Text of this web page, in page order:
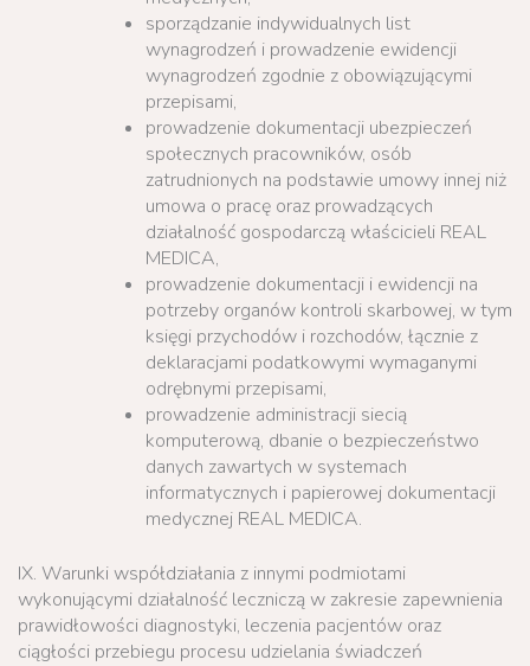
sporządzanie indywidualnych list
wynagrodzeń i prowadzenie ewidencji
wynagrodzeń zgodnie z obowiązującymi
przepisami,
prowadzenie dokumentacji ubezpieczeń
społecznych pracowników, osób
zatrudnionych na podstawie umowy innej niż
umowa o pracę oraz prowadzących
działalność gospodarczą właścicieli REAL
MEDICA,
prowadzenie dokumentacji i ewidencji na
potrzeby organów kontroli skarbowej, w tym
księgi przychodów i rozchodów, łącznie z
deklaracjami podatkowymi wymaganymi
odrębnymi przepisami,
prowadzenie administracji siecią
komputerową, dbanie o bezpieczeństwo
danych zawartych w systemach
informatycznych i papierowej dokumentacji
medycznej REAL MEDICA.
IX. Warunki współdziałania z innymi podmiotami
wykonującymi działalność leczniczą w zakresie zapewnienia
prawidłowości diagnostyki, leczenia pacjentów oraz
ciągłości przebiegu procesu udzielania świadczeń